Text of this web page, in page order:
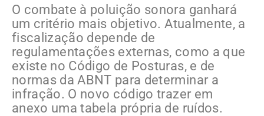
O combate à poluição sonora ganhará
um critério mais objetivo. Atualmente, a
fiscalização depende de
regulamentações externas, como a que
existe no Código de Posturas, e de
normas da ABNT para determinar a
infração. O novo código trazer em
anexo uma tabela própria de ruídos.